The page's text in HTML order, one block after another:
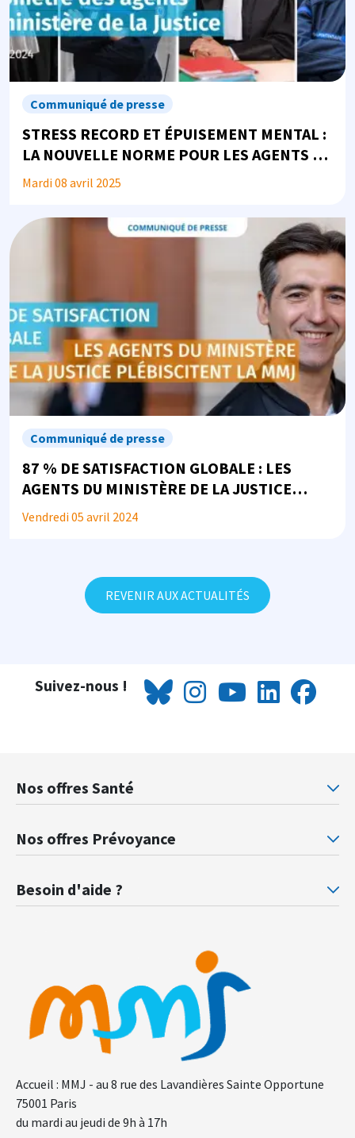
Communiqué de presse
STRESS RECORD ET ÉPUISEMENT MENTAL :
LA NOUVELLE NORME POUR LES AGENTS DU
MINISTÈRE DE LA JUSTICE
Mardi 08 avril 2025
Image
Communiqué de presse
87 % DE SATISFACTION GLOBALE : LES
AGENTS DU MINISTÈRE DE LA JUSTICE
PLÉBISCITENT LA MMJ !
Vendredi 05 avril 2024
REVENIR AUX ACTUALITÉS
Suivez-nous !
Accueil : MMJ - au 8 rue des Lavandières Sainte Opportune
75001 Paris
du mardi au jeudi de 9h à 17h
Nos offres Santé
Mutuelle santé Retraités justice
Nos offres Prévoyance
Besoin d'aide ?